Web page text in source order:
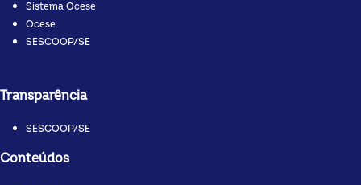
Sistema Ocese
Ocese
SESCOOP/SE
Transparência
SESCOOP/SE
Conteúdos